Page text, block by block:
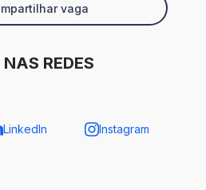
vaga
REDES
LinkedIn Instagram